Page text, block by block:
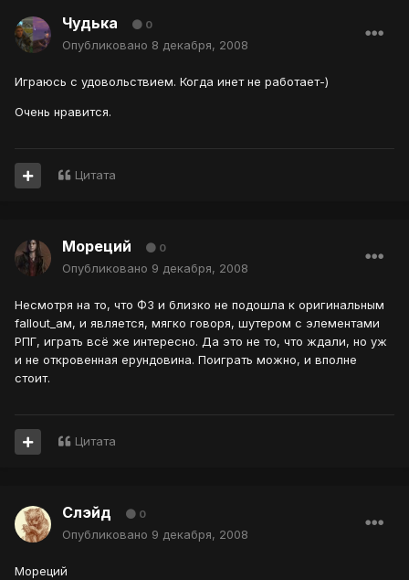
Чудька 0
Опубликовано 8 декабря, 2008
Играюсь с удовольствием. Когда инет не работает-)
Очень нравится.
Цитата
Мореций 0
Опубликовано 9 декабря, 2008
Несмотря на то, что Ф3 и близко не подошла к оригинальным
fallout_ам, и является, мягко говоря, шутером с элементами
РПГ, играть всё же интересно. Да это не то, что ждали, но уж
и не откровенная ерундовина. Поиграть можно, и вполне
стоит.
Цитата
Слэйд 0
Опубликовано 9 декабря, 2008
Мореций